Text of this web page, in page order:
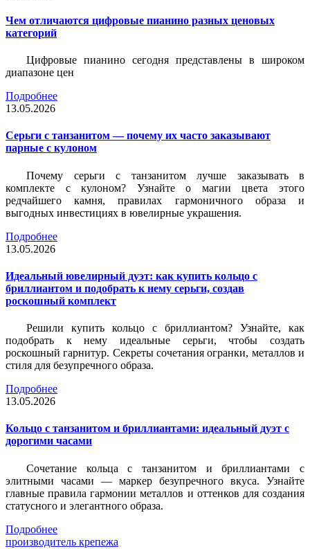
Чем отличаются цифровые пианино разных ценовых
категорий
Цифровые пианино сегодня представлены в широком
диапазоне цен
Подробнее
13.05.2026
Серьги с танзанитом — почему их часто заказывают
парные с кулоном
Почему серьги с танзанитом лучше заказывать в
комплекте с кулоном? Узнайте о магии цвета этого
редчайшего камня, правилах гармоничного образа и
выгодных инвестициях в ювелирные украшения.
Подробнее
13.05.2026
Идеальный ювелирный дуэт: как купить кольцо с
бриллиантом и подобрать к нему серьги, создав
роскошный комплект
Решили купить кольцо с бриллиантом? Узнайте, как
подобрать к нему идеальные серьги, чтобы создать
роскошный гарнитур. Секреты сочетания огранки, металлов и
стиля для безупречного образа.
Подробнее
13.05.2026
Кольцо с танзанитом и бриллиантами: идеальный дуэт с
дорогими часами
Сочетание кольца с танзанитом и бриллиантами с
элитными часами — маркер безупречного вкуса. Узнайте
главные правила гармонии металлов и оттенков для создания
статусного и элегантного образа.
Подробнее
производитель крепежа